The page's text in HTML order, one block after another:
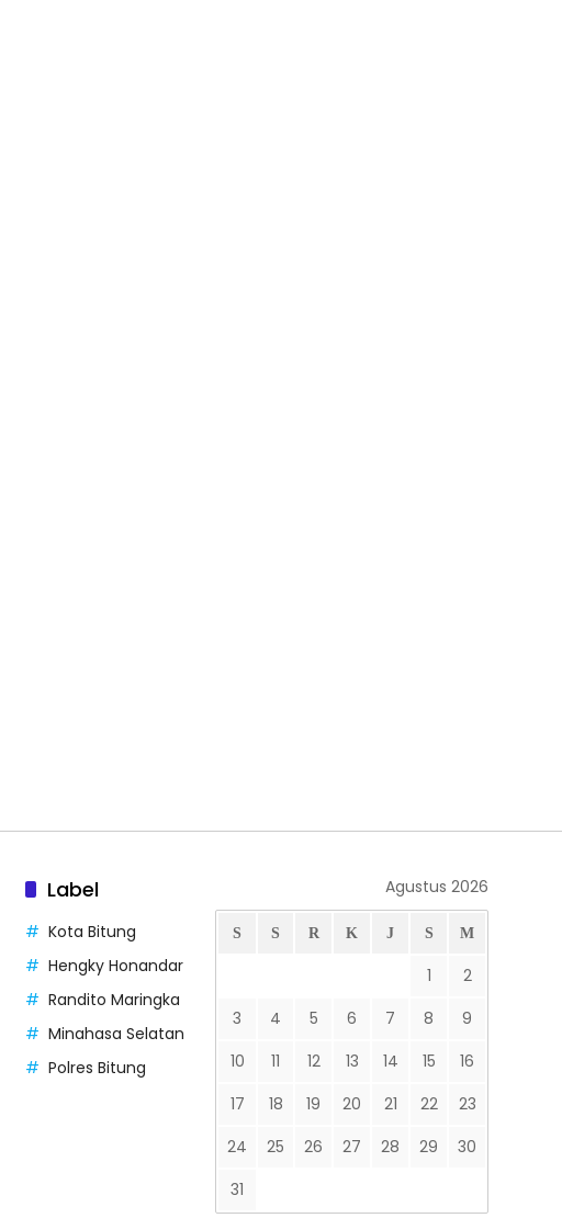
Label
Kota Bitung
Hengky Honandar
Randito Maringka
Minahasa Selatan
Polres Bitung
Agustus 2026
S S R K J S M
1
2
3
4 5 6 7 8
9
10
11 12 13 14 15
16
17
18 19 20 21 22
23
24
25 26 27 28 29
30
31